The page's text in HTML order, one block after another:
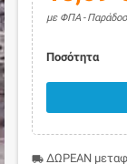
με ΦΠΑ
Ποσότητα
local_shipping ΔΩΡΕΑΝ